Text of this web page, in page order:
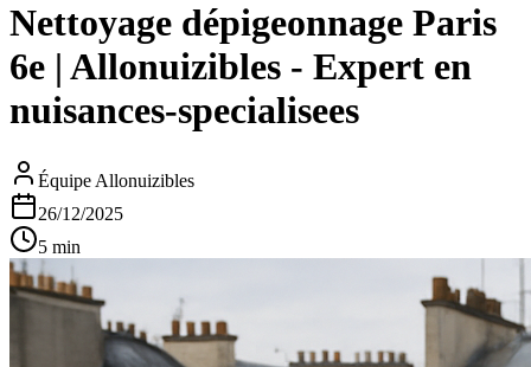
Nettoyage dépigeonnage Paris
6e | Allonuizibles - Expert en
nuisances-specialisees
Équipe Allonuizibles
26/12/2025
5 min